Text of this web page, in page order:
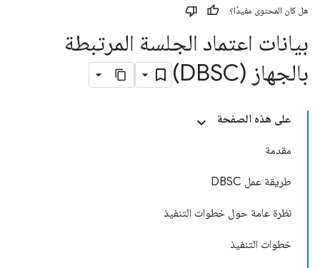
هل كان المحتوى مفيدًا؟
بيانات اعتماد الجلسة المرتبطة
بالجهاز (DBSC)
على هذه الصفحة
مقدمة
طريقة عمل DBSC
نظرة عامة حول خطوات التنفيذ
خطوات التنفيذ